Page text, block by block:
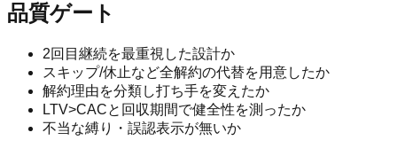
品質ゲート
2回目継続を最重視した設計か
スキップ/休止など全解約の代替を用意したか
解約理由を分類し打ち手を変えたか
LTV>CACと回収期間で健全性を測ったか
不当な縛り・誤認表示が無いか